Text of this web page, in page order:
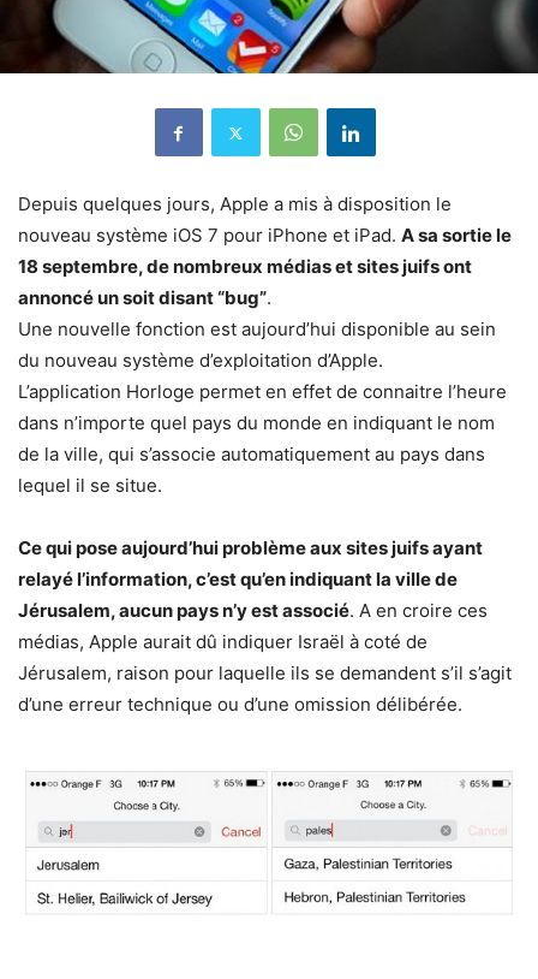
Depuis quelques jours, Apple a mis à disposition le
nouveau système iOS 7 pour iPhone et iPad. A sa sortie le
18 septembre, de nombreux médias et sites juifs ont
annoncé un soit disant “bug”.
Une nouvelle fonction est aujourd’hui disponible au sein
du nouveau système d’exploitation d’Apple.
L’application Horloge permet en effet de connaitre l’heure
dans n’importe quel pays du monde en indiquant le nom
de la ville, qui s’associe automatiquement au pays dans
lequel il se situe.
Ce qui pose aujourd’hui problème aux sites juifs ayant
relayé l’information, c’est qu’en indiquant la ville de
Jérusalem, aucun pays n’y est associé. A en croire ces
médias, Apple aurait dû indiquer Israël à coté de
Jérusalem, raison pour laquelle ils se demandent s’il s’agit
d’une erreur technique ou d’une omission délibérée.